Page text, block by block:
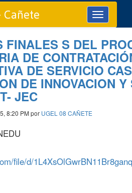
Toggle
navigation
Cañete
FINALES S DEL
DE
DE SERVICIO
DE INNOVACION
JEC
8:20 PM por UGEL 08 CAÑETE
file/d/